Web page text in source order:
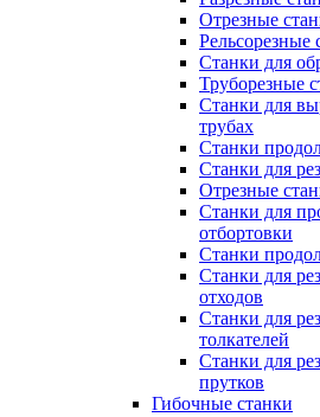
Отрезные
Рельсорезные
Станки для
Труборезные
Станки для
трубаx
Станки
Станки для
Отрезные
Станки для
отбортовки
Станки
Станки для
отходов
Станки для
толкателей
Станки для
прутков
Гибочные станки